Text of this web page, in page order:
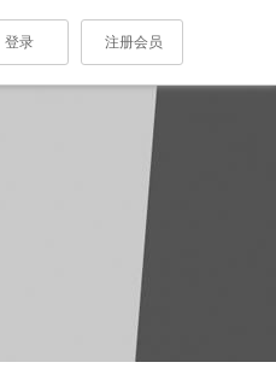
登录 注册会员